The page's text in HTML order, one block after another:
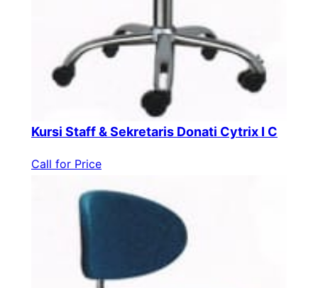
Kursi Staff & Sekretaris Donati Cytrix I C
Call for Price